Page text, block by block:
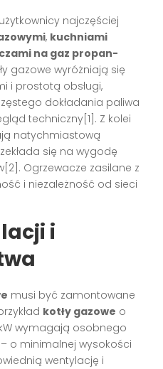
najczęściej
, kuchniami
na gaz propan-
gazowe wyróżniają się
i prostotą obsługi,
dokładania paliwa
techniczny[1]. Z kolei
natychmiastową
się na wygodę
Ogrzewacze zasilane z
i niezależność od sieci
i
musi być zamontowane
kotły gazowe o
wymagają osobnego
o minimalnej wysokości
wentylację i